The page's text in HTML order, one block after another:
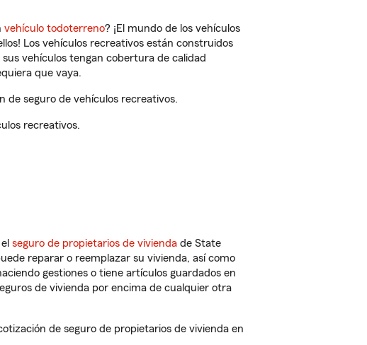
vehículo todoterreno? ¡El mundo de los vehículos
Los vehículos recreativos están construidos
vehículos tengan cobertura de calidad
que vaya.
de seguro de vehículos recreativos.
recreativos.
seguro de propietarios de vivienda de State
reparar o reemplazar su vivienda, así como
gestiones o tiene artículos guardados en
de vivienda por encima de cualquier otra
de seguro de propietarios de vivienda en